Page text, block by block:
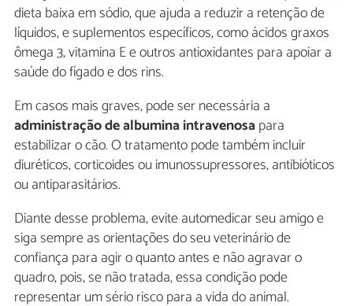
dieta baixa em sódio, que ajuda a reduzir a retenção de
líquidos, e suplementos específicos, como ácidos graxos
ômega 3, vitamina E e outros antioxidantes para apoiar a
saúde do fígado e dos rins.
Em casos mais graves, pode ser necessária a
administração de albumina intravenosapara
estabilizar o cão. O tratamento pode também incluir
diuréticos, corticoides ou imunossupressores, antibióticos
ou antiparasitários.
Diante desse problema, evite automedicar seu amigo e
siga sempre as orientações do seu veterinário de
confiança para agir o quanto antes e não agravar o
quadro, pois, se não tratada, essa condição pode
representar um sério risco para a vida do animal.